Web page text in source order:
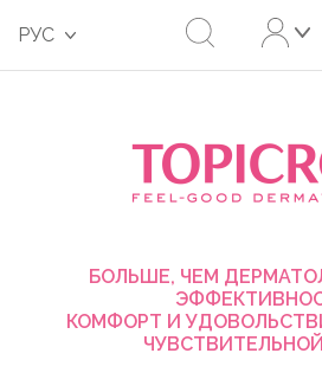
РУС
БОЛЬШЕ, ЧЕМ
КОМФОРТ И